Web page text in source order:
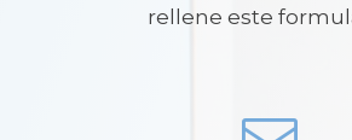
rellene este